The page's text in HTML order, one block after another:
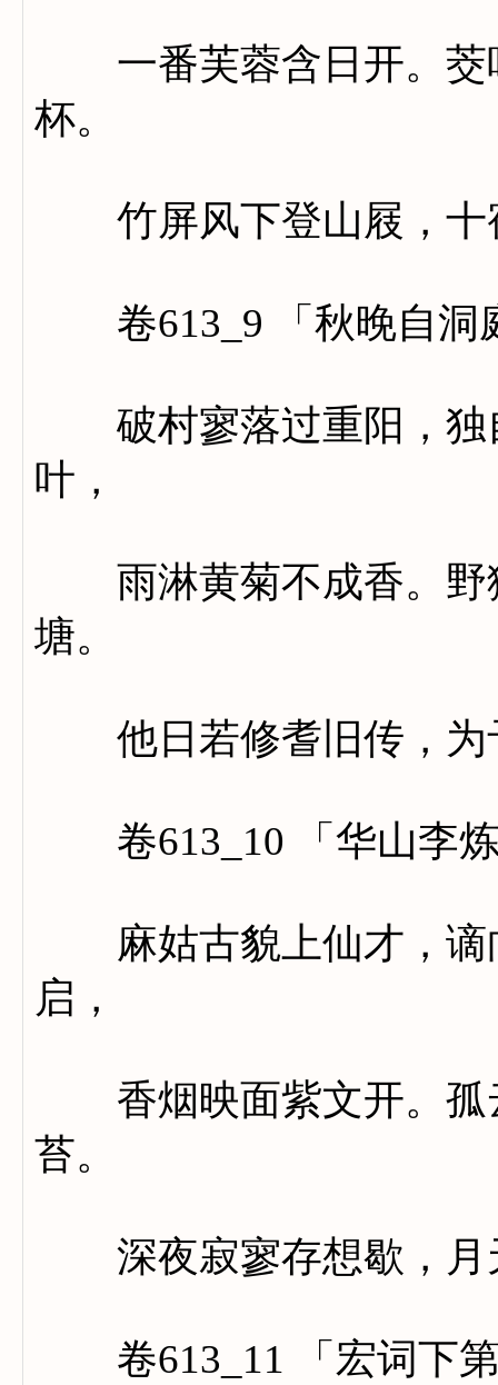
一番芙蓉含日开。茭
杯。
竹屏风下登山屐，十
卷613_9 「秋晚自洞
破村寥落过重阳，独
叶，
雨淋黄菊不成香。野
塘。
他日若修耆旧传，为
卷613_10 「华山李炼
麻姑古貌上仙才，谪
启，
香烟映面紫文开。孤
苔。
深夜寂寥存想歇，月
卷613_11 「宏词下第